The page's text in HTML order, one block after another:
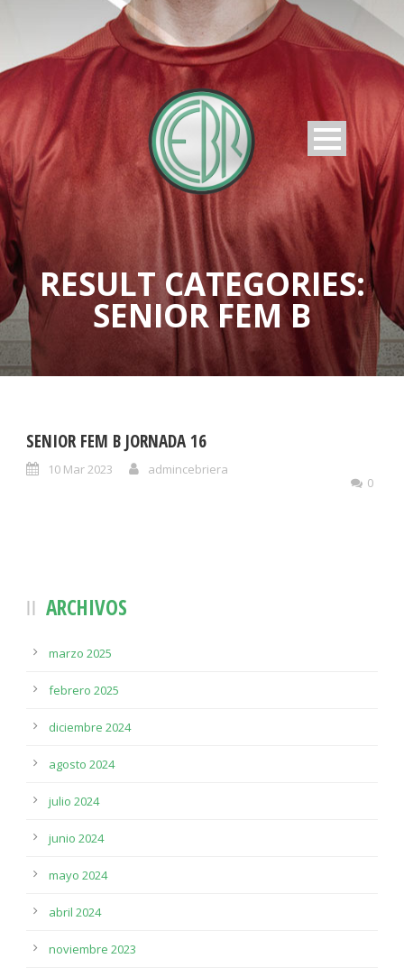
RESULT CATEGORIES:
SENIOR FEM B
SENIOR FEM B JORNADA 16
10 Mar 2023
admincebriera
0
ARCHIVOS
marzo 2025
febrero 2025
diciembre 2024
agosto 2024
julio 2024
junio 2024
mayo 2024
abril 2024
noviembre 2023